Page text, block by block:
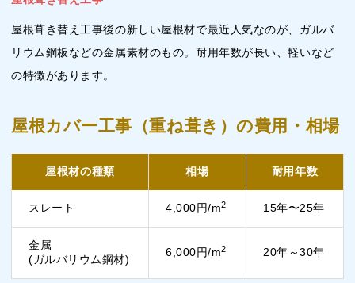
屋根葺き替え工事後の新しい屋根材で最近人気なのが、ガルバ
リウム鋼板などの金属素材のもの。耐用年数が長い、軽いなど
の特徴があります。
屋根カバー工事（重ね葺き）の費用・相場
屋根材の種類 相場 耐用年数
スレート 4,000円/m2 15年〜25年
金属
(ガルバリウム鋼材)
6,000円/m2 20年～30年